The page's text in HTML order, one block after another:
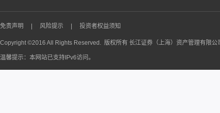
免责声明 风险提示 投资者权益须知
Copyright ©2016 All Rights Reserved. 版权所有 长江证券（上海）资产管理有限
温馨提示：本网站已支持IPv6访问。